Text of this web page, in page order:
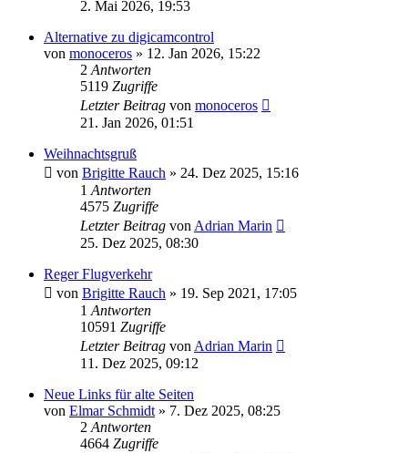
2. Mai 2026, 19:53
Alternative zu digicamcontrol
von monoceros » 12. Jan 2026, 15:22
2 Antworten
5119 Zugriffe
Letzter Beitrag von monoceros
21. Jan 2026, 01:51
Weihnachtsgruß
von Brigitte Rauch » 24. Dez 2025, 15:16
1 Antworten
4575 Zugriffe
Letzter Beitrag von Adrian Marin
25. Dez 2025, 08:30
Reger Flugverkehr
von Brigitte Rauch » 19. Sep 2021, 17:05
1 Antworten
10591 Zugriffe
Letzter Beitrag von Adrian Marin
11. Dez 2025, 09:12
Neue Links für alte Seiten
von Elmar Schmidt » 7. Dez 2025, 08:25
2 Antworten
4664 Zugriffe